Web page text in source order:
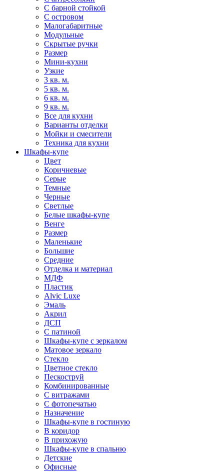
С барной стойкой
С островом
Малогабаритные
Модульные
Скрытые ручки
Размер
Мини-кухни
Узкие
3 кв. м.
5 кв. м.
6 кв. м.
9 кв. м.
Все для кухни
Варианты отделки
Мойки и смесители
Техника для кухни
Шкафы-купе
Цвет
Коричневые
Серые
Темные
Черные
Светлые
Белые шкафы-купе
Венге
Размер
Маленькие
Большие
Средние
Отделка и материал
МДФ
Пластик
Alvic Luxe
Эмаль
Акрил
ДСП
С патиной
Шкафы-купе с зеркалом
Матовое зеркало
Стекло
Цветное стекло
Пескоструй
Комбинированные
С витражами
С фотопечатью
Назначение
Шкафы-купе в гостиную
В коридор
В прихожую
Шкафы-купе в спальню
Детские
Офисные